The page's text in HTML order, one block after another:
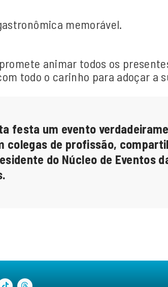
memorável.
animar todos os
todo o carinho para adoçar a
festa um evento
colegas de profissão,
do Núcleo de Eventos